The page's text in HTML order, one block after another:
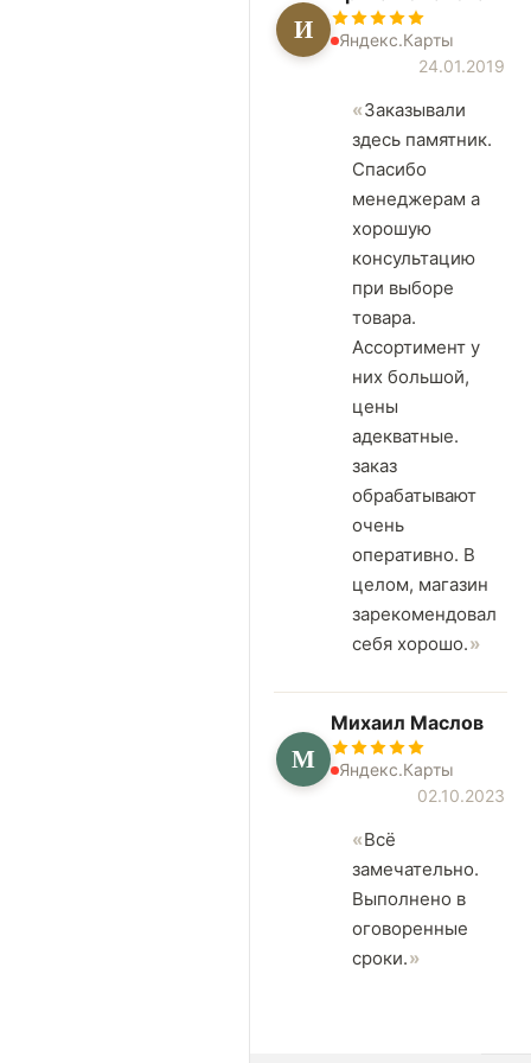
И
Яндекс.Карты
24.01.2019
Заказывали
здесь памятник.
Спасибо
менеджерам а
хорошую
консультацию
при выборе
товара.
Ассортимент у
них большой,
цены
адекватные.
заказ
обрабатывают
очень
оперативно. В
целом, магазин
зарекомендовал
себя хорошо.
М
Михаил Маслов
Яндекс.Карты
02.10.2023
Всё
замечательно.
Выполнено в
оговоренные
сроки.